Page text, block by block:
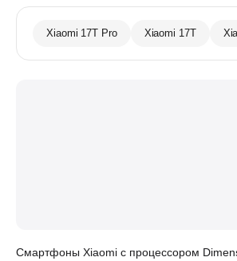
Xiaomi 17T Pro Xiaomi 17T
Смартфоны Xiaomi с процессором